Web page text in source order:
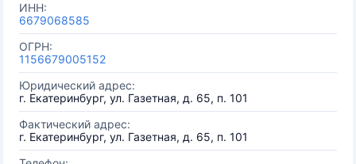
ИНН:
6679068585
ОГРН:
1156679005152
Юридический адрес:
г. Екатеринбург, ул. Газетная, д. 65, п. 101
Фактический адрес:
г. Екатеринбург, ул. Газетная, д. 65, п. 101